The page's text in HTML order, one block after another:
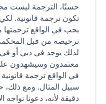
حسنًا، الترجمة ليست
تكون ترجمة قانونية. لكي
يجب في الواقع
ترخيصه من قبل المحكمة
لذلك يوجد في دبي أو
معتمدون وسيشهدون
في الواقع ترجمة
سبيل المثال. ومع ذلك،
دقيقة لأنه، دعونا